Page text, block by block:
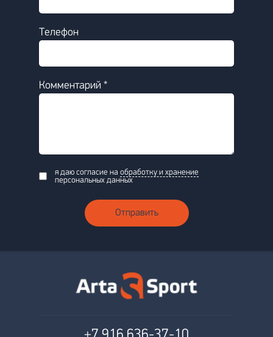
Телефон
Комментарий *
я даю согласие на обработку и хранение
персональных данных
Отправить